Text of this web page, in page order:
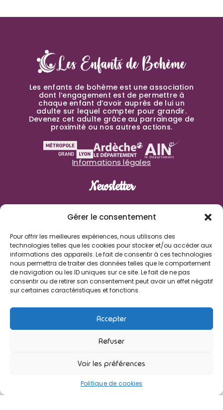
Gérer le consentement
Pour offrir les meilleures expériences, nous utilisons des
technologies telles que les cookies pour stocker et/ou accéder aux
informations des appareils. Le fait de consentir à ces technologies
nous permettra de traiter des données telles que le comportement
de navigation ou les ID uniques sur ce site. Le fait de ne pas
consentir ou de retirer son consentement peut avoir un effet négatif
sur certaines caractéristiques et fonctions.
Accepter
Refuser
Voir les préférences
Politique de cookies
Les enfants de bohème est une association
dont l’engagement est de permettre à
chaque enfant d’avoir auprès de lui un
adulte sur lequel compter pour grandir.
Devenez cet adulte grâce au parrainage de
proximité ou nos autres actions.
Informations légales
Newsletter
Nom de famille
Boheme
© 2026 - Les Enfants de Bohème - Une réalisation Ab6net